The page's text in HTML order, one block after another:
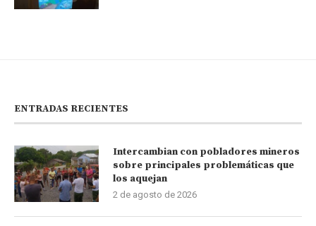
ENTRADAS RECIENTES
Intercambian con pobladores mineros
sobre principales problemáticas que
los aquejan
2 de agosto de 2026